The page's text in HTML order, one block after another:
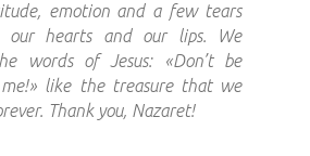
emotion and a few tears
our hearts and our lips. We
words of Jesus: «Don’t be
like the treasure that we
Thank you, Nazaret!